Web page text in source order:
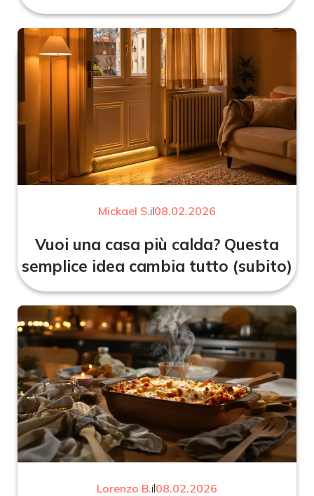
Mickael S.il08.02.2026
Vuoi una casa più calda? Questa
semplice idea cambia tutto (subito)
Lorenzo B.il08.02.2026